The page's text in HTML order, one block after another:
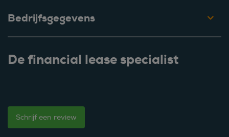
Bedrijfsgegevens
De financial lease specialist
Schrijf een review